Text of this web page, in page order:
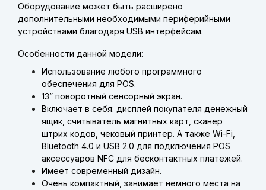
Оборудование может быть расширено
дополнительными необходимыми периферийными
устройствами благодаря USB интерфейсам.
Особенности данной модели:
Использование любого программного
обеспечения для POS.
13” поворотный сенсорный экран.
Включает в себя: дисплей покупателя денежный
ящик, считыватель магнитных карт, сканер
штрих кодов, чековый принтер. А также Wi-Fi,
Bluetooth 4.0 и USB 2.0 для подключения POS
аксессуаров NFC для бесконтактных платежей.
Имеет современный дизайн.
Очень компактный, занимает немного места на